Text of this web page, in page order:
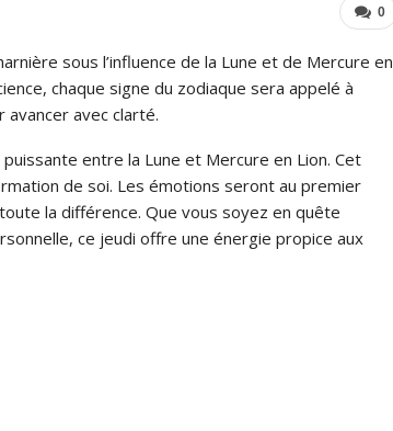
0
sous l’influence de la Lune et de Mercure en
chaque signe du zodiaque sera appelé à
avec clarté.
entre la Lune et Mercure en Lion. Cet
de soi. Les émotions seront au premier
la différence. Que vous soyez en quête
ce jeudi offre une énergie propice aux